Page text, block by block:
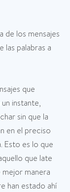
de los mensajes
palabras a
que
instante,
sin que la
en el preciso
Esto es lo que
que late
manera
han estado ahí